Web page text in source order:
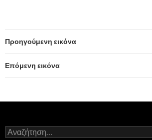
Προηγούμενη εικόνα
Επόμενη εικόνα
Α